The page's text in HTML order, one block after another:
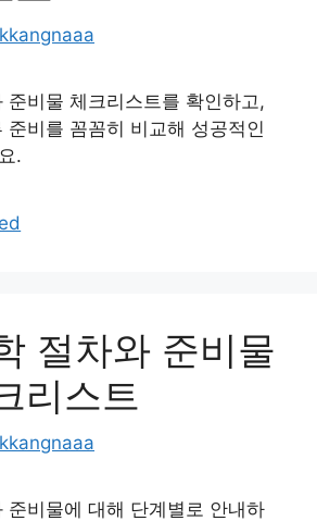
kkangnaaa
준비물 체크리스트를 확인하고,
준비를 꼼꼼히 비교해 성공적인
.
절차와 준비물
리스트
kkangnaaa
준비물에 대해 단계별로 안내하